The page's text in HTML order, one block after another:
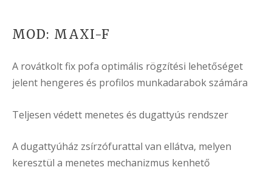
MOD: MAXI-F
A rovátkolt fix pofa optimális rögzítési lehetőséget
jelent hengeres és profilos munkadarabok számára
Teljesen védett menetes és dugattyús rendszer
A dugattyúház zsírzófurattal van ellátva, melyen
keresztül a menetes mechanizmus kenhető